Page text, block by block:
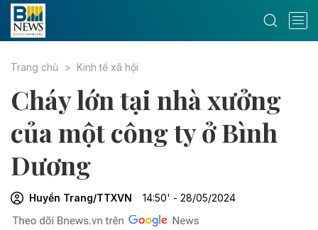
Trang chủ Kinh tế xã hội
Cháy lớn tại nhà xưởng
của một công ty ở Bình
Dương
Huyền Trang/TTXVN 14:50' - 28/05/2024